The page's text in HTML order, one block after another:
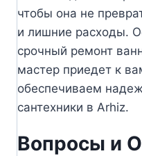
чтобы она не
и лишние расходы.
срочный ремонт
мастер приедет к
обеспечиваем
сантехники в Arhiz.
Вопросы и